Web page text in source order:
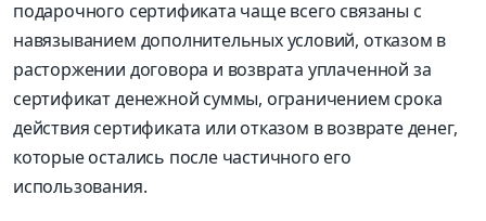
подарочного сертификата чаще всего связаны с
навязыванием дополнительных условий, отказом в
расторжении договора и возврата уплаченной за
сертификат денежной суммы, ограничением срока
действия сертификата или отказом в возврате денег,
которые остались после частичного его
использования.